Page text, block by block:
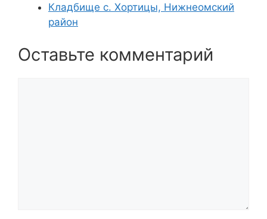
Кладбище с. Хортицы, Нижнеомский
район
Оставьте комментарий